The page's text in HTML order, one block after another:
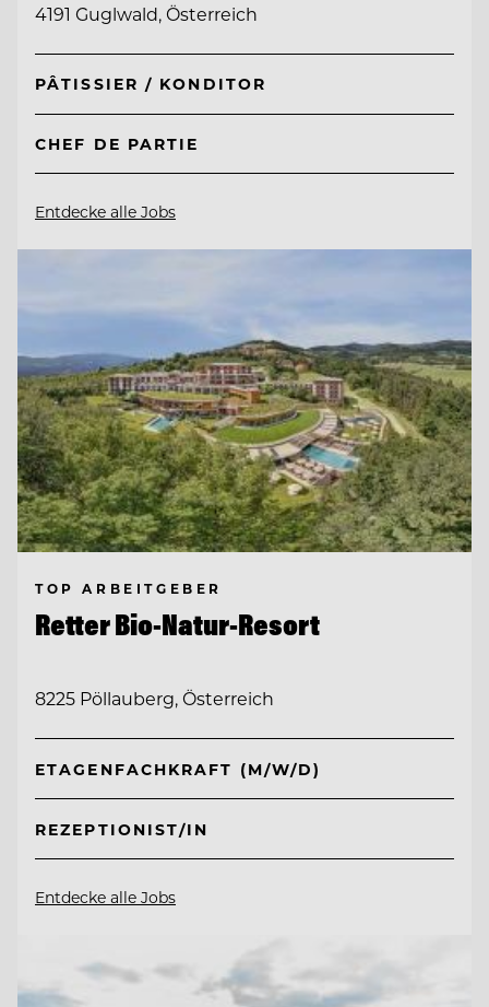
4191 Guglwald, Österreich
PÂTISSIER / KONDITOR
CHEF DE PARTIE
Entdecke alle Jobs
TOP ARBEITGEBER
Retter Bio-Natur-Resort
8225 Pöllauberg, Österreich
ETAGENFACHKRAFT (M/W/D)
REZEPTIONIST/IN
Entdecke alle Jobs